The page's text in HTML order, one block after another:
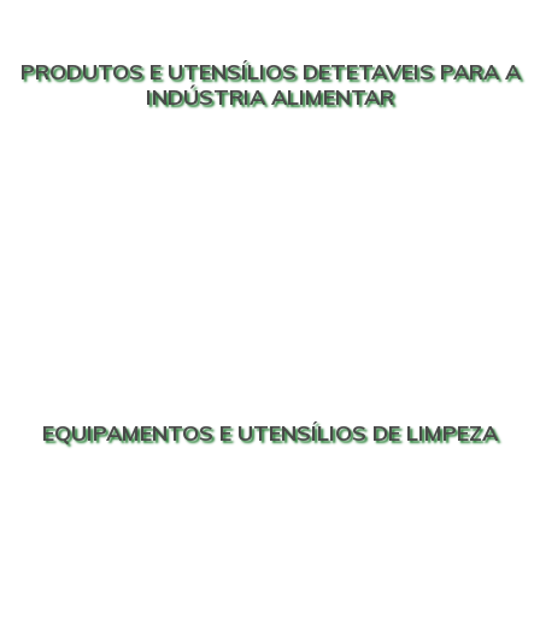
PRODUTOS E UTENSÍLIOS DETETAVEIS PARA A
INDÚSTRIA ALIMENTAR
EQUIPAMENTOS E UTENSÍLIOS DE LIMPEZA